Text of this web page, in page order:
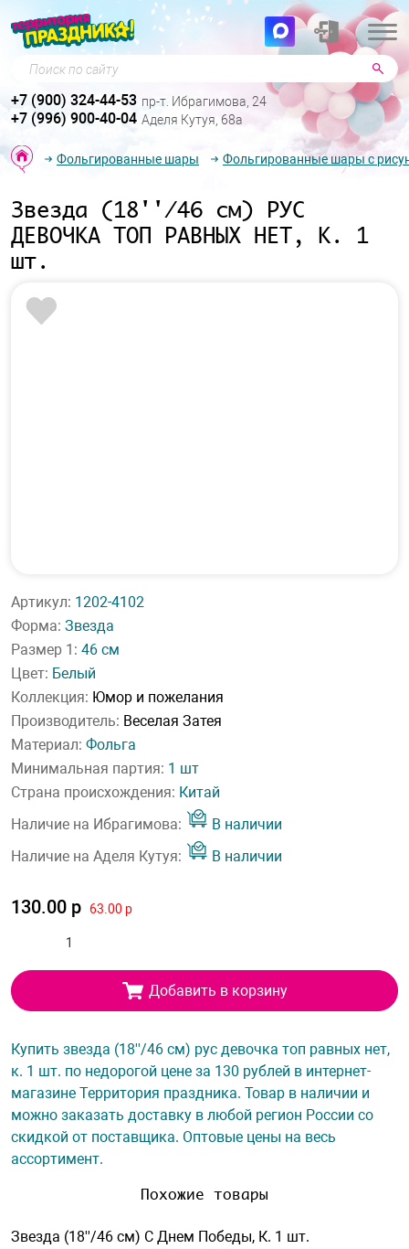
Поиск по сайту
+7 (900) 324-44-53 пр-т. Ибрагимова, 24
+7 (996) 900-40-04 Аделя Кутуя, 68а
Фольгированные шары Фольгированные шары с
Звезда (18''/46 см) РУС
ДЕВОЧКА ТОП РАВНЫХ НЕТ, К. 1
шт.
Артикул: 1202-4102
Форма: Звезда
Размер 1: 46 см
Цвет: Белый
Коллекция: Юмор и пожелания
Производитель: Веселая Затея
Материал: Фольга
Минимальная партия: 1 шт
Страна происхождения: Китай
Наличие на Ибрагимова:
В наличии
Наличие на Аделя Кутуя:
В наличии
130.00 р 63.00 р
Добавить в корзину
Купить звезда (18''/46 см) рус девочка топ равных нет,
к. 1 шт. по недорогой цене за 130 рублей в интернет-
магазине Территория праздника. Товар в наличии и
можно заказать доставку в любой регион России со
скидкой от поставщика. Оптовые цены на весь
ассортимент.
Похожие товары
Звезда (18''/46 см) С Днем Победы, К. 1 шт.